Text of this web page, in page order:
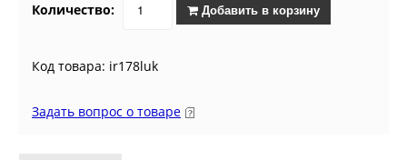
Количество: Добавить в корзину
Код товара: ir178luk
Задать вопрос о товаре